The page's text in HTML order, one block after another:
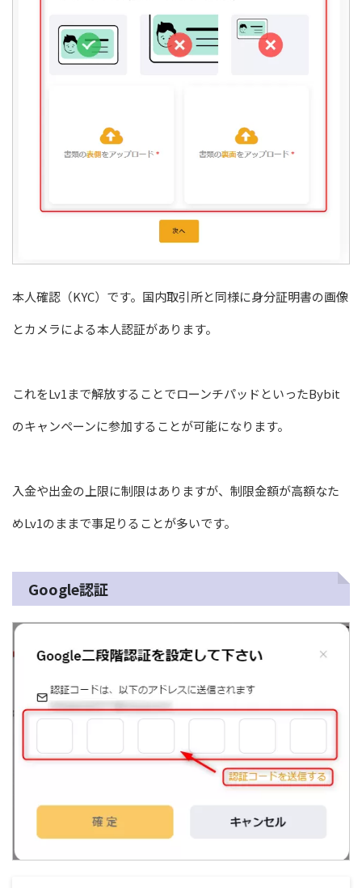
本人確認（KYC）です。国内取引所と同様に身分証明書の画像
とカメラによる本人認証があります。
これをLv1まで解放することでローンチパッドといったBybit
のキャンペーンに参加することが可能になります。
入金や出金の上限に制限はありますが、制限金額が高額なた
めLv1のままで事足りることが多いです。
Google認証